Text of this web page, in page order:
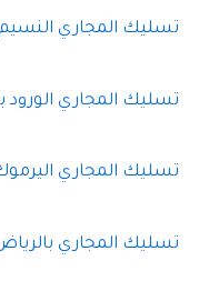
تسليك المجاري
تسليك المجاري الورود
تسليك المجاري
تسليك المجاري